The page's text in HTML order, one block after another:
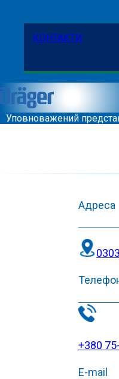
КОНТАКТИ
Уповноважений
Адреса
+380
E-mail